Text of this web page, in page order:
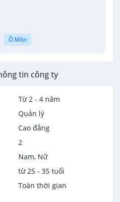
Ô Môn
tin công ty
Từ 2 - 4 năm
Quản lý
Cao đẳng
2
Nam, Nữ
từ 25 - 35 tuổi
Toàn thời gian